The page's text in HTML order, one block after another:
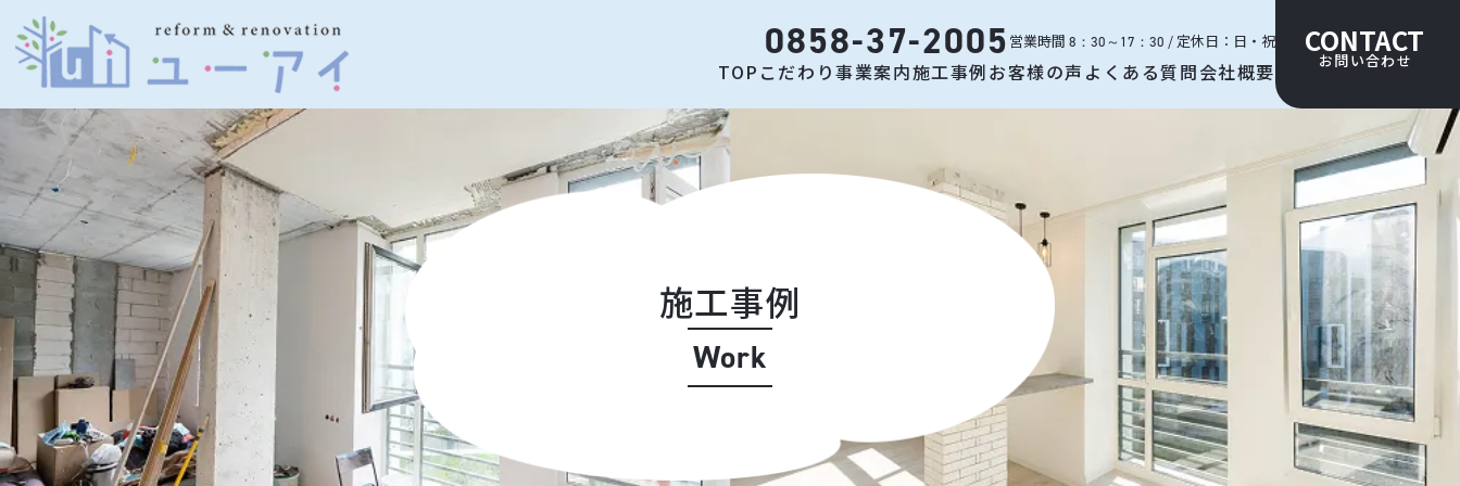
0858-37-2005 営業時間 8：30～17：30 / 定休日：日・祝
TOP こだわり事業案内施工事例お客様の声 よくある質問会社概要
CONTACT
お問い合わせ
施工事例
Work